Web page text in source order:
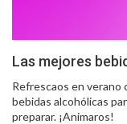
Las mejores
Refrescaos en verano
bebidas alcohólicas
preparar. ¡Animaros!